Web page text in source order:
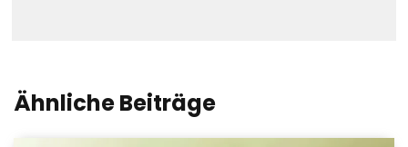
Ähnliche Beiträge